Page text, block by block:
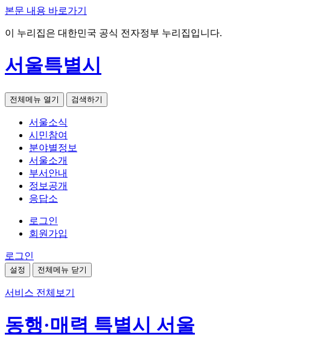
본문 내용 바로가기
이 누리집은 대한민국 공식 전자정부 누리집입니다.
서울특별시
전체메뉴 열기 검색하기
서울소식
시민참여
분야별정보
서울소개
부서안내
정보공개
응답소
로그인
회원가입
로그인
설정 전체메뉴 닫기
서비스 전체보기
동행·매력 특별시 서울